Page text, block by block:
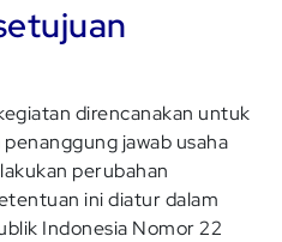
direncanakan untuk
jawab usaha
perubahan
ini diatur dalam
Indonesia Nomor 22